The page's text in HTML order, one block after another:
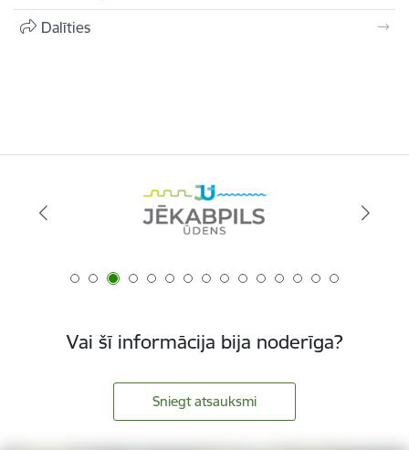
Dalīties
Vai šī informācija bija noderīga?
Sniegt atsauksmi